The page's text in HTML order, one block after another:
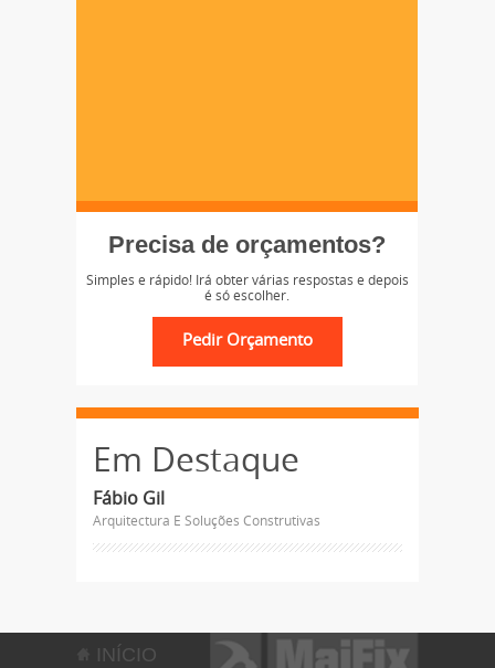
Precisa de orçamentos?
Simples e rápido! Irá obter várias respostas e depois
é só escolher.
Em Destaque
Fábio Gil
Arquitectura E Soluções Construtivas
INÍCIO